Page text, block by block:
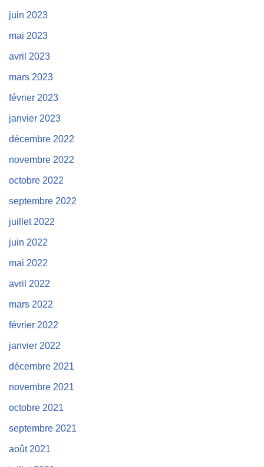
juin 2023
mai 2023
avril 2023
mars 2023
février 2023
janvier 2023
décembre 2022
novembre 2022
octobre 2022
septembre 2022
juillet 2022
juin 2022
mai 2022
avril 2022
mars 2022
février 2022
janvier 2022
décembre 2021
novembre 2021
octobre 2021
septembre 2021
août 2021